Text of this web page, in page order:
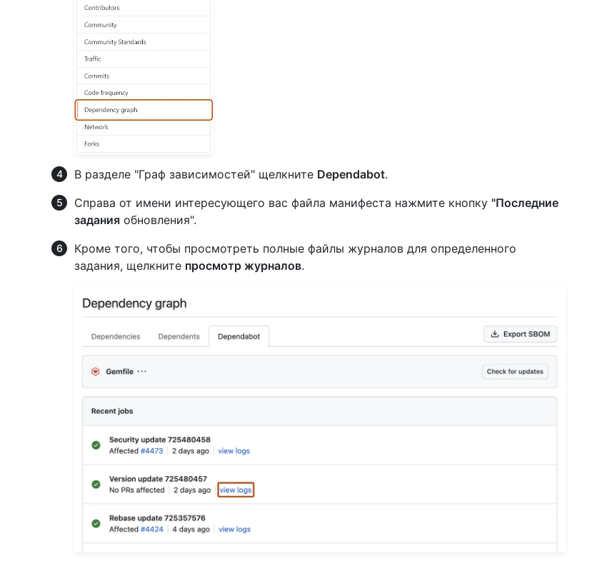
В разделе "Граф зависимостей" щелкните Dependabot.
Справа от имени интересующего вас файла манифеста нажмите кнопку "Последние
задания обновления".
Кроме того, чтобы просмотреть полные файлы журналов для определенного
задания, щелкните просмотр журналов.